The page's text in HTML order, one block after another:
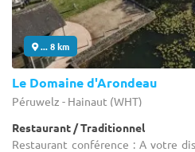
... 8 km
Le Domaine d'Arondeau
Péruwelz - Hainaut (WHT)
Restaurant / Traditionnel
Restaurant conférence : A votre